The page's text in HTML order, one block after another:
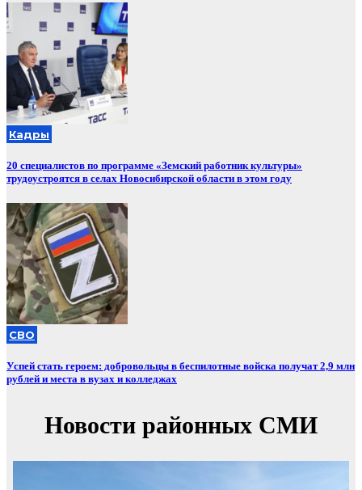
Кадры
20 специалистов по программе «Земский работник культуры»
трудоустроятся в селах Новосибирской области в этом году
СВО
Успей стать героем: добровольцы в беспилотные войска получат 2,9 млн
рублей и места в вузах и колледжах